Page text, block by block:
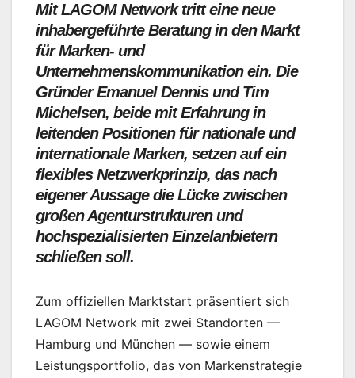
Mit LAGOM Network tritt eine neue
inhabergeführte Beratung in den Markt
für Marken- und
Unternehmenskommunikation ein. Die
Gründer Emanuel Dennis und Tim
Michelsen, beide mit Erfahrung in
leitenden Positionen für nationale und
internationale Marken, setzen auf ein
flexibles Netzwerkprinzip, das nach
eigener Aussage die Lücke zwischen
großen Agenturstrukturen und
hochspezialisierten Einzelanbietern
schließen soll.
Zum offiziellen Marktstart präsentiert sich
LAGOM Network mit zwei Standorten —
Hamburg und München — sowie einem
Leistungsportfolio, das von Markenstrategie